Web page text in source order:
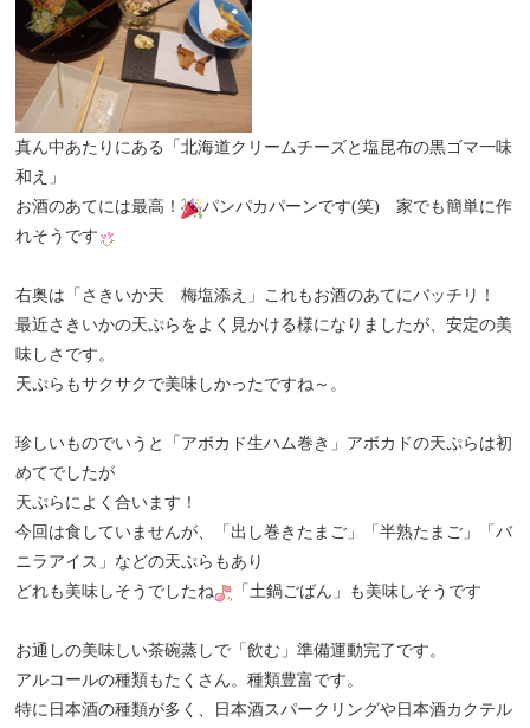
真ん中あたりにある「北海道クリームチーズと塩昆布の黒ゴマ一味
和え」
お酒のあてには最高！
パンパカパーンです(笑) 家でも簡単に作
れそうです
右奥は「さきいか天 梅塩添え」これもお酒のあてにバッチリ！
最近さきいかの天ぷらをよく見かける様になりましたが、安定の美
味しさです。
天ぷらもサクサクで美味しかったですね～。
珍しいものでいうと「アボカド生ハム巻き」アボカドの天ぷらは初
めてでしたが
天ぷらによく合います！
今回は食していませんが、「出し巻きたまご」「半熟たまご」「バ
ニラアイス」などの天ぷらもあり
どれも美味しそうでしたね
「土鍋ごばん」も美味しそうです
お通しの美味しい茶碗蒸しで「飲む」準備運動完了です。
アルコールの種類もたくさん。種類豊富です。
特に日本酒の種類が多く、日本酒スパークリングや日本酒カクテル